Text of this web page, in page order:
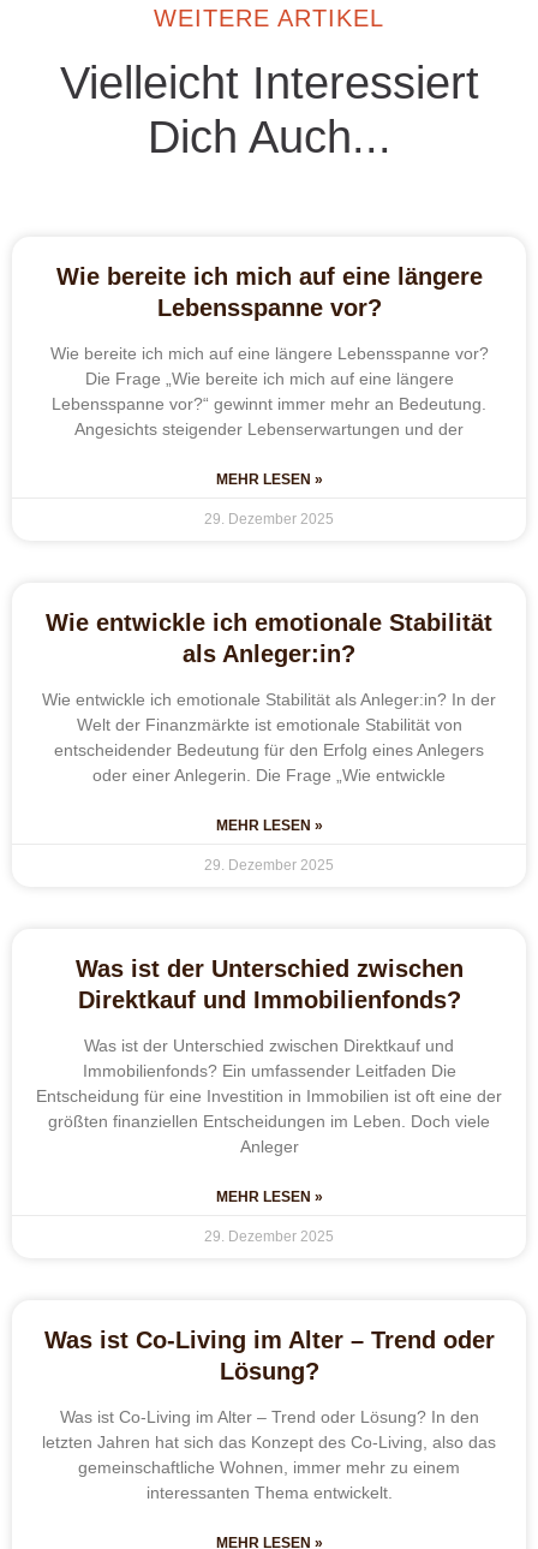
WEITERE ARTIKEL
Vielleicht Interessiert
Dich Auch...
Wie bereite ich mich auf eine längere
Lebensspanne vor?
Wie bereite ich mich auf eine längere Lebensspanne vor?
Die Frage „Wie bereite ich mich auf eine längere
Lebensspanne vor?“ gewinnt immer mehr an Bedeutung.
Angesichts steigender Lebenserwartungen und der
MEHR LESEN »
29. Dezember 2025
Wie entwickle ich emotionale Stabilität
als Anleger:in?
Wie entwickle ich emotionale Stabilität als Anleger:in? In der
Welt der Finanzmärkte ist emotionale Stabilität von
entscheidender Bedeutung für den Erfolg eines Anlegers
oder einer Anlegerin. Die Frage „Wie entwickle
MEHR LESEN »
29. Dezember 2025
Was ist der Unterschied zwischen
Direktkauf und Immobilienfonds?
Was ist der Unterschied zwischen Direktkauf und
Immobilienfonds? Ein umfassender Leitfaden Die
Entscheidung für eine Investition in Immobilien ist oft eine der
größten finanziellen Entscheidungen im Leben. Doch viele
Anleger
MEHR LESEN »
29. Dezember 2025
Was ist Co-Living im Alter – Trend oder
Lösung?
Was ist Co-Living im Alter – Trend oder Lösung? In den
letzten Jahren hat sich das Konzept des Co-Living, also das
gemeinschaftliche Wohnen, immer mehr zu einem
interessanten Thema entwickelt.
MEHR LESEN »